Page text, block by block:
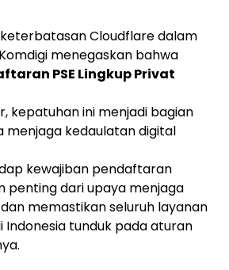
Cloudflare dalam
menegaskan bahwa
PSE Lingkup Privat
kepatuhan ini menjadi bagian
menjaga kedaulatan digital
kewajiban pendaftaran
penting dari upaya menjaga
memastikan seluruh layanan
Indonesia tunduk pada aturan